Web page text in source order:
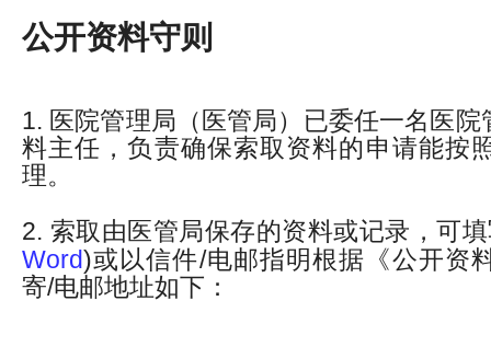
公开资料守则
1. 医院管理局（医管局）已委任一名医
料主任，负责确保索取资料的申请能按
理。
2. 索取由医管局保存的资料或记录，可
Word)或以信件/电邮指明根据《公开资
寄/电邮地址如下：